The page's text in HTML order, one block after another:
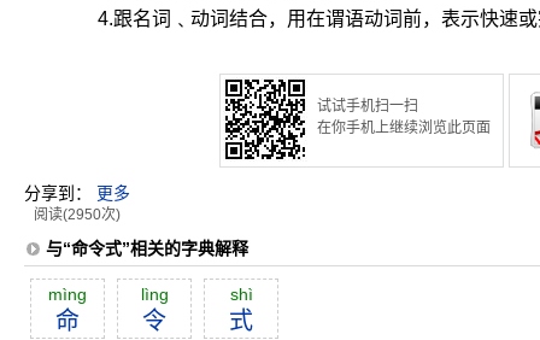
4.跟名词﹑动词结合，用在谓语动词前，表示快速
试试手机扫一扫
在你手机上继续浏览此页面
分享到： 更多
阅读(2950次)
与“命令式”相关的字典解释
mìng
命
lìng
令
shì
式